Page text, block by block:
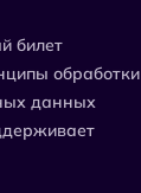
билет
обработки
данных